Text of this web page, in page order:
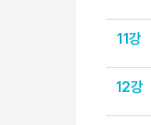
11강
12강